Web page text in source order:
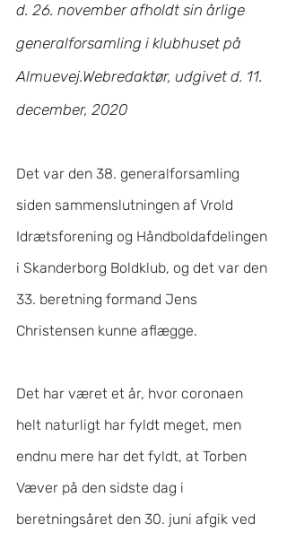
d. 26. november afholdt sin årlige
generalforsamling i klubhuset på
Almuevej.Webredaktør, udgivet d. 11.
december, 2020
Det var den 38. generalforsamling
siden sammenslutningen af Vrold
Idrætsforening og Håndboldafdelingen
i Skanderborg Boldklub, og det var den
33. beretning formand Jens
Christensen kunne aflægge.
Det har været et år, hvor coronaen
helt naturligt har fyldt meget, men
endnu mere har det fyldt, at Torben
Væver på den sidste dag i
beretningsåret den 30. juni afgik ved